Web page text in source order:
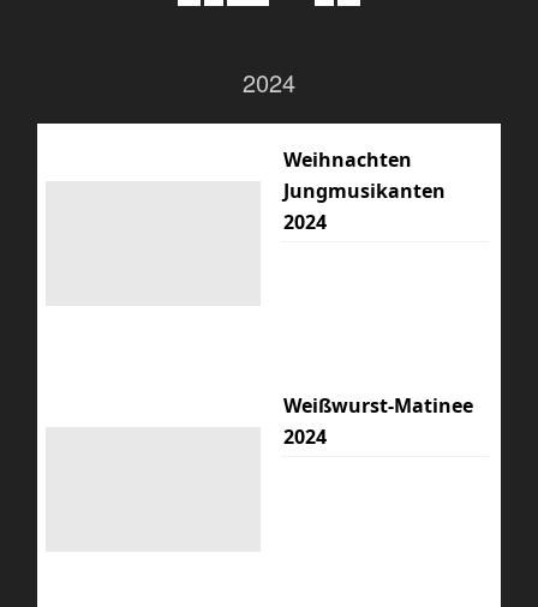
2024
Weihnachten
Jungmusikanten
2024
Weißwurst-Matinee
2024